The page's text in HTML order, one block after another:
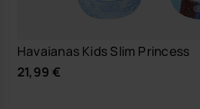
Compra online en
Havaianas Kids Slim Princess
21,99 €